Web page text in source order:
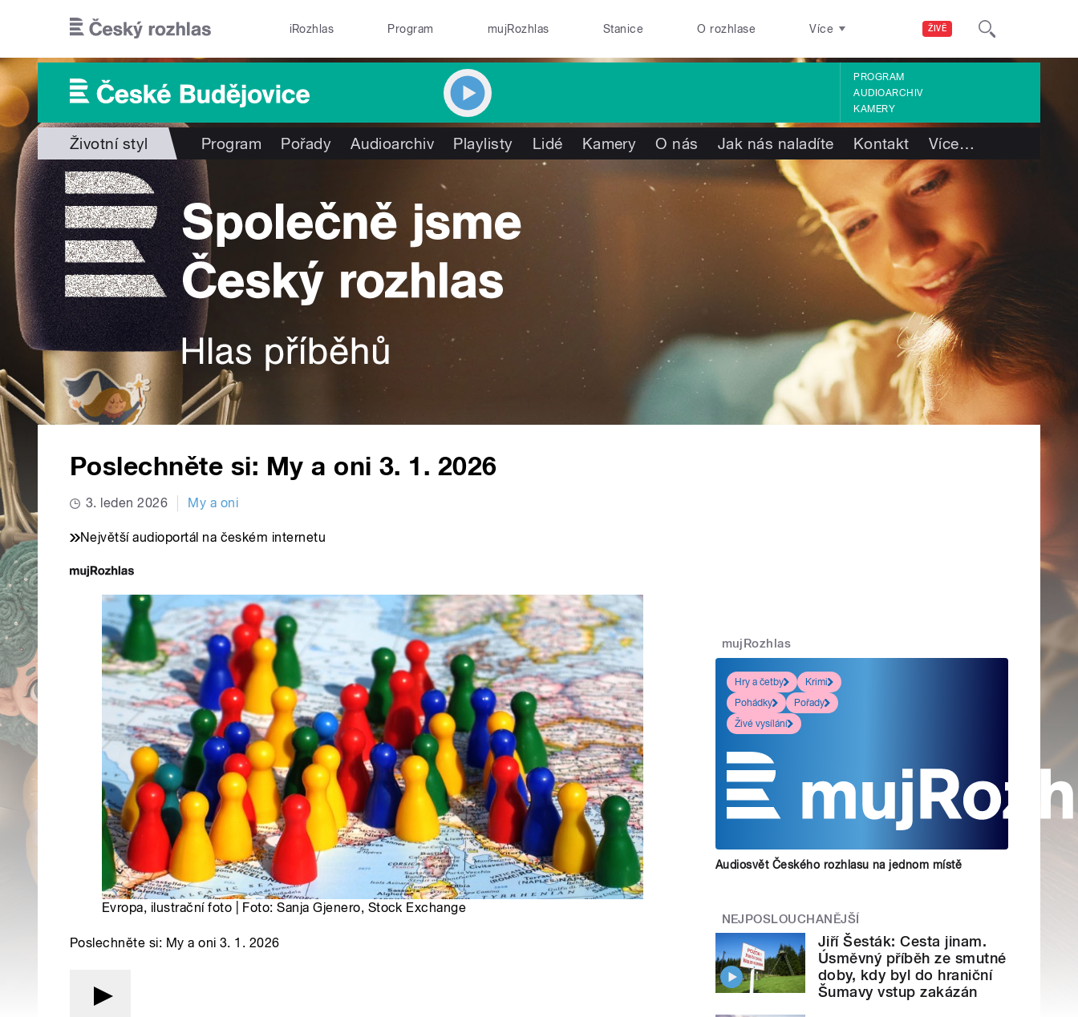
ŽIVĚ
iRozhlas Program mujRozhlas Stanice O rozhlase Více
PROGRAM
AUDIOARCHIV
KAMERY
Životní styl Program Pořady Audioarchiv Playlisty Lidé Kamery O nás Jak nás naladíte Kontakt Více…
Poslechněte si: My a oni 3. 1. 2026
3. leden 2026 My a oni
Největší audioportál na českém internetu
Evropa, ilustrační foto | Foto: Sanja Gjenero, Stock Exchange
Poslechněte si: My a oni 3. 1. 2026
mujRozhlas
Hry a četby
Krimi
Pohádky
Pořady
Živé vysílání
Audiosvět Českého rozhlasu na jednom místě
NEJPOSLOUCHANĚJŠÍ
Jiří Šesták: Cesta jinam.
Úsměvný příběh ze smutné
doby, kdy byl do hraniční
Šumavy vstup zakázán